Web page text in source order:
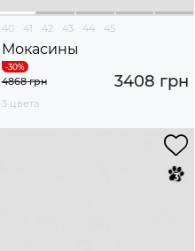
40 41 42 43 44 45
Мокасины
3408 грн
4868 грн
3 цвета